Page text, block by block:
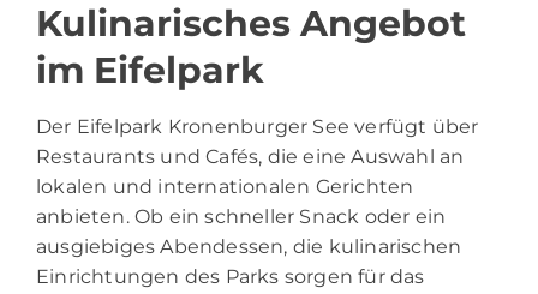
Kulinarisches Angebot
im Eifelpark
Der Eifelpark Kronenburger See verfügt über
Restaurants und Cafés, die eine Auswahl an
lokalen und internationalen Gerichten
anbieten. Ob ein schneller Snack oder ein
ausgiebiges Abendessen, die kulinarischen
Einrichtungen des Parks sorgen für das